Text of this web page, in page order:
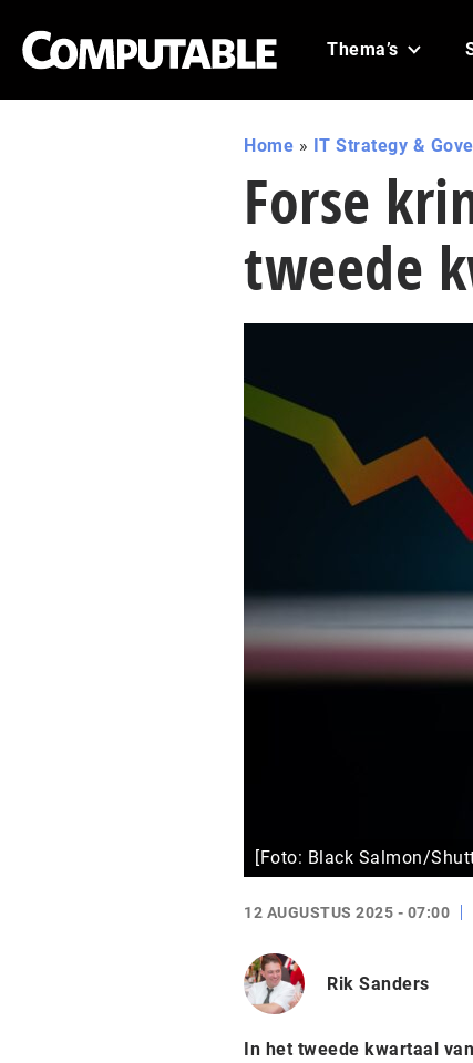
Thema’s
Home » IT Strategy &
Forse
tweede
[Foto: Black Salmon/
12 AUGUSTUS 2025 - 07:00
Rik Sanders
In het tweede kwartaal